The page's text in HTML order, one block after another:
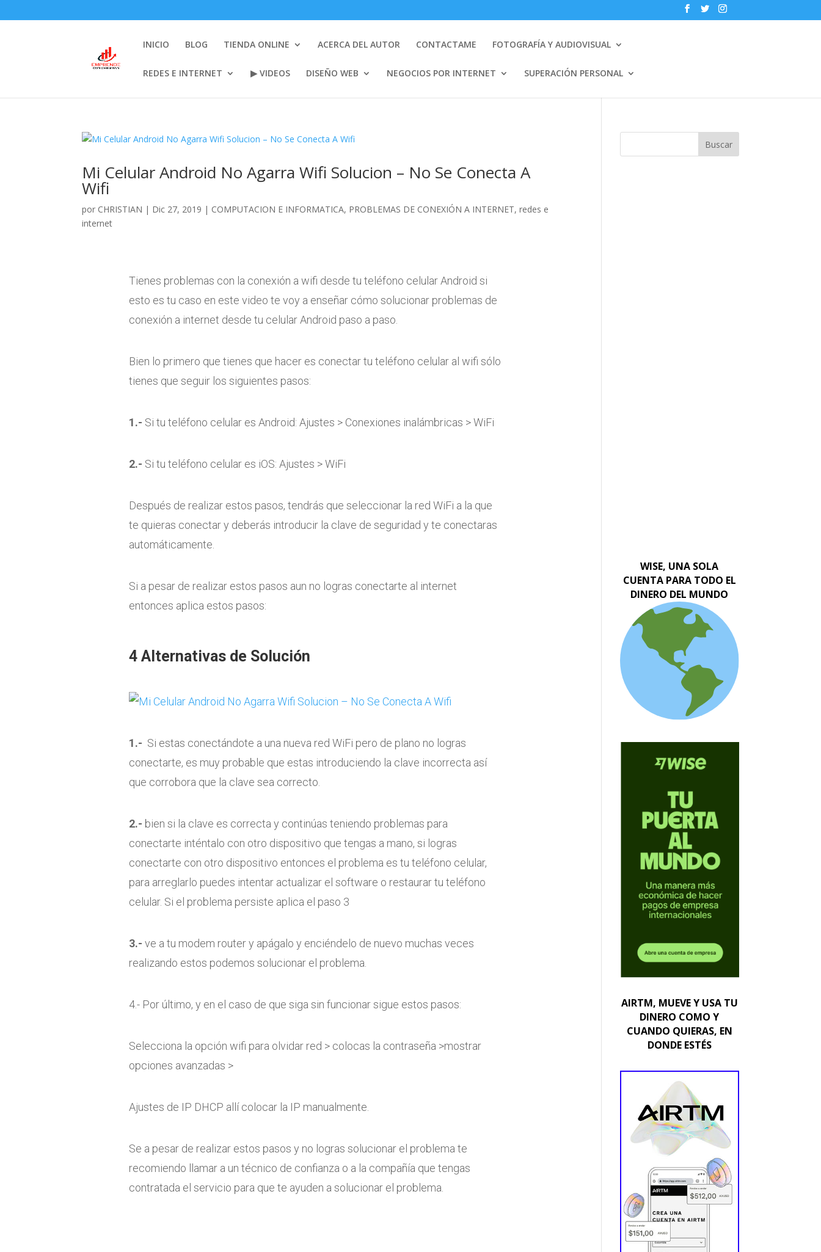
INICIO BLOG TIENDA ONLINE ACERCA DEL AUTOR CONTACTAME FOTOGRAFÍA Y AUDIOVISUAL
REDES E INTERNET ▶ VIDEOS DISEÑO WEB NEGOCIOS POR INTERNET SUPERACIÓN PERSONAL
Mi Celular Android No Agarra Wifi Solucion – No Se Conecta A
Wifi
por CHRISTIAN | Dic 27, 2019 | COMPUTACION E INFORMATICA, PROBLEMAS DE CONEXIÓN A INTERNET,redes e
internet
Tienes problemas con la conexión a wifi desde tu teléfono celular Android si
esto es tu caso en este video te voy a enseñar cómo solucionar problemas de
conexión a internet desde tu celular Android paso a paso.
Bien lo primero que tienes que hacer es conectar tu teléfono celular al wifi sólo
tienes que seguir los siguientes pasos:
1.- Si tu teléfono celular es Android: Ajustes > Conexiones inalámbricas > WiFi
2.- Si tu teléfono celular es iOS: Ajustes > WiFi
Después de realizar estos pasos, tendrás que seleccionar la red WiFi a la que
te quieras conectar y deberás introducir la clave de seguridad y te conectaras
automáticamente.
Si a pesar de realizar estos pasos aun no logras conectarte al internet
entonces aplica estos pasos:
4 Alternativas de Solución
1.- Si estas conectándote a una nueva red WiFi pero de plano no logras
conectarte, es muy probable que estas introduciendo la clave incorrecta así
que corrobora que la clave sea correcto.
2.- bien si la clave es correcta y continúas teniendo problemas para
conectarte inténtalo con otro dispositivo que tengas a mano, si logras
conectarte con otro dispositivo entonces el problema es tu teléfono celular,
para arreglarlo puedes intentar actualizar el software o restaurar tu teléfono
celular. Si el problema persiste aplica el paso 3
3.- ve a tu modem router y apágalo y enciéndelo de nuevo muchas veces
realizando estos podemos solucionar el problema.
4.- Por último, y en el caso de que siga sin funcionar sigue estos pasos:
Selecciona la opción wifi para olvidar red > colocas la contraseña >mostrar
opciones avanzadas >
Ajustes de IP DHCP allí colocar la IP manualmente.
Se a pesar de realizar estos pasos y no logras solucionar el problema te
recomiendo llamar a un técnico de confianza o a la compañía que tengas
contratada el servicio para que te ayuden a solucionar el problema.
Buscar
WISE, UNA SOLA
CUENTA PARA TODO EL
DINERO DEL MUNDO
AIRTM, MUEVE Y USA TU
DINERO COMO Y
CUANDO QUIERAS, EN
DONDE ESTÉS